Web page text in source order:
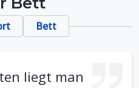
Bett
liegt man